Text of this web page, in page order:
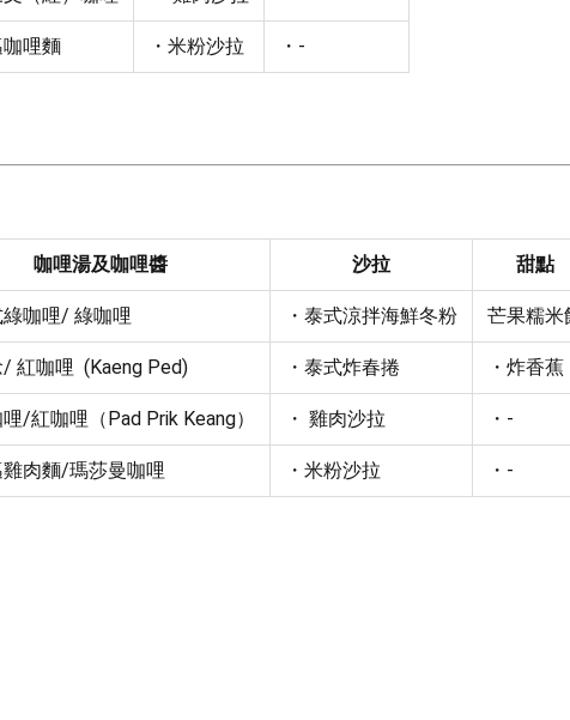
咖哩麵 ・米粉沙拉 ・-
咖哩湯及咖哩醬 沙拉 甜點
綠咖哩/ 綠咖哩 ・泰式涼拌海鮮冬粉 芒果糯米
/ 紅咖哩  (Kaeng Ped) ・泰式炸春捲 ・炸香蕉
哩/紅咖哩（Pad Prik Keang） ・ 雞肉沙拉 ・-
雞肉麵/瑪莎曼咖哩 ・米粉沙拉 ・-